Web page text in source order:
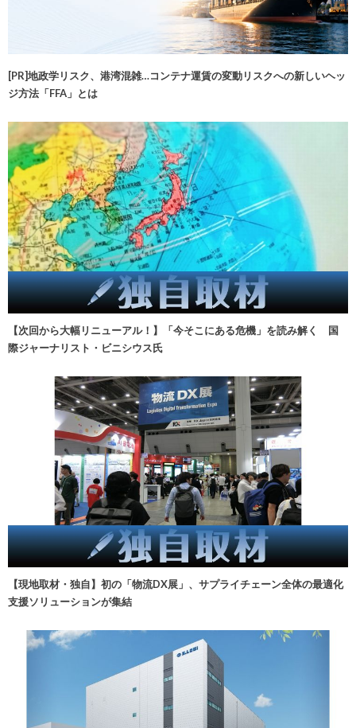
[PR]地政学リスク、港湾混雑…コンテナ運賃の変動リスクへの新しいヘッ
ジ方法「FFA」とは
【次回から大幅リニューアル！】「今そこにある危機」を読み解く 国
際ジャーナリスト・ビニシウス氏
【現地取材・独自】初の「物流DX展」、サプライチェーン全体の最適化
支援ソリューションが集結